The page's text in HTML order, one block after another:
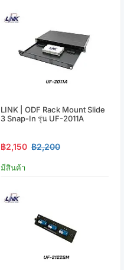
LINK | ODF Rack Mount Slide
3 Snap-In รุ่น UF-2011A
฿2,150 ฿2,200
มีสินค้า